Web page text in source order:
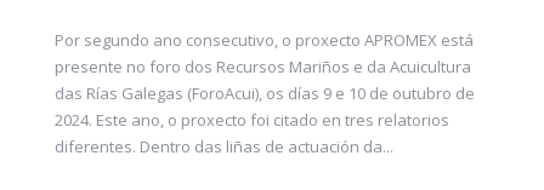
Por segundo ano consecutivo, o proxecto APROMEX está
presente no foro dos Recursos Mariños e da Acuicultura
das Rías Galegas (ForoAcui), os días 9 e 10 de outubro de
2024. Este ano, o proxecto foi citado en tres relatorios
diferentes. Dentro das liñas de actuación da...